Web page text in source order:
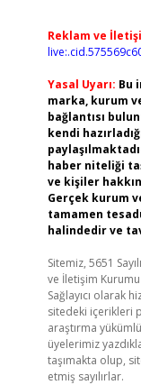
Reklam ve
Yasal Uyarı: Bu
marka, kurum
bağlantısı
kendi
haber niteliği
ve kişiler
Gerçek kurum
tamamen
halindedir ve
Sitemiz, 5651
ve İletişim
Sağlayıcı olarak
sitedeki içerikleri
araştırma
üyelerimiz
taşımakta olup,
etmiş sayılırlar.